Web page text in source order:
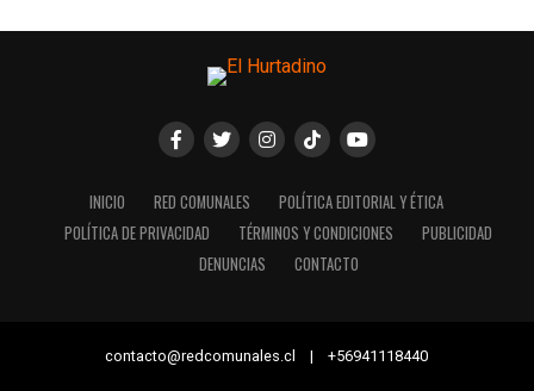
INICIO RED COMUNALES
POLÍTICA EDITORIAL Y ÉTICA
POLÍTICA DE PRIVACIDAD
TÉRMINOS Y CONDICIONES
PUBLICIDAD
DENUNCIAS
CONTACTO
contacto@redcomunales.cl | +56941118440